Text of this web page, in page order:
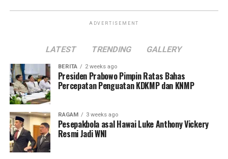
ADVERTISEMENT
LATEST TRENDING GALLERY
BERITA 2 weeks ago
Presiden Prabowo Pimpin Ratas Bahas
Percepatan Penguatan KDKMP dan KNMP
RAGAM 3 weeks ago
Pesepakbola asal Hawai Luke Anthony Vickery
Resmi Jadi WNI